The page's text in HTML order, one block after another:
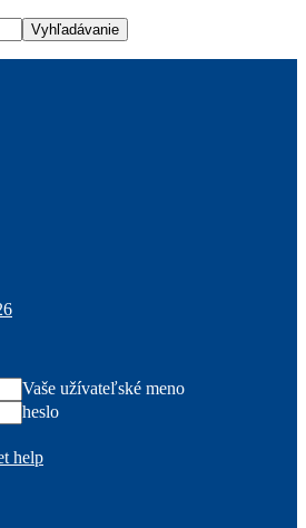
Vaše užívateľské meno
heslo
help